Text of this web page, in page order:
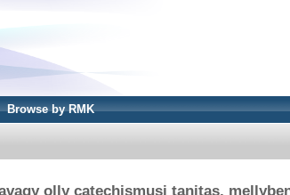
Browse by RMK
olly catechismusi tanitas,